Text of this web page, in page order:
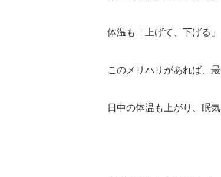
体温も「上げて、下げる
このメリハリがあれば、
日中の体温も上がり、眠